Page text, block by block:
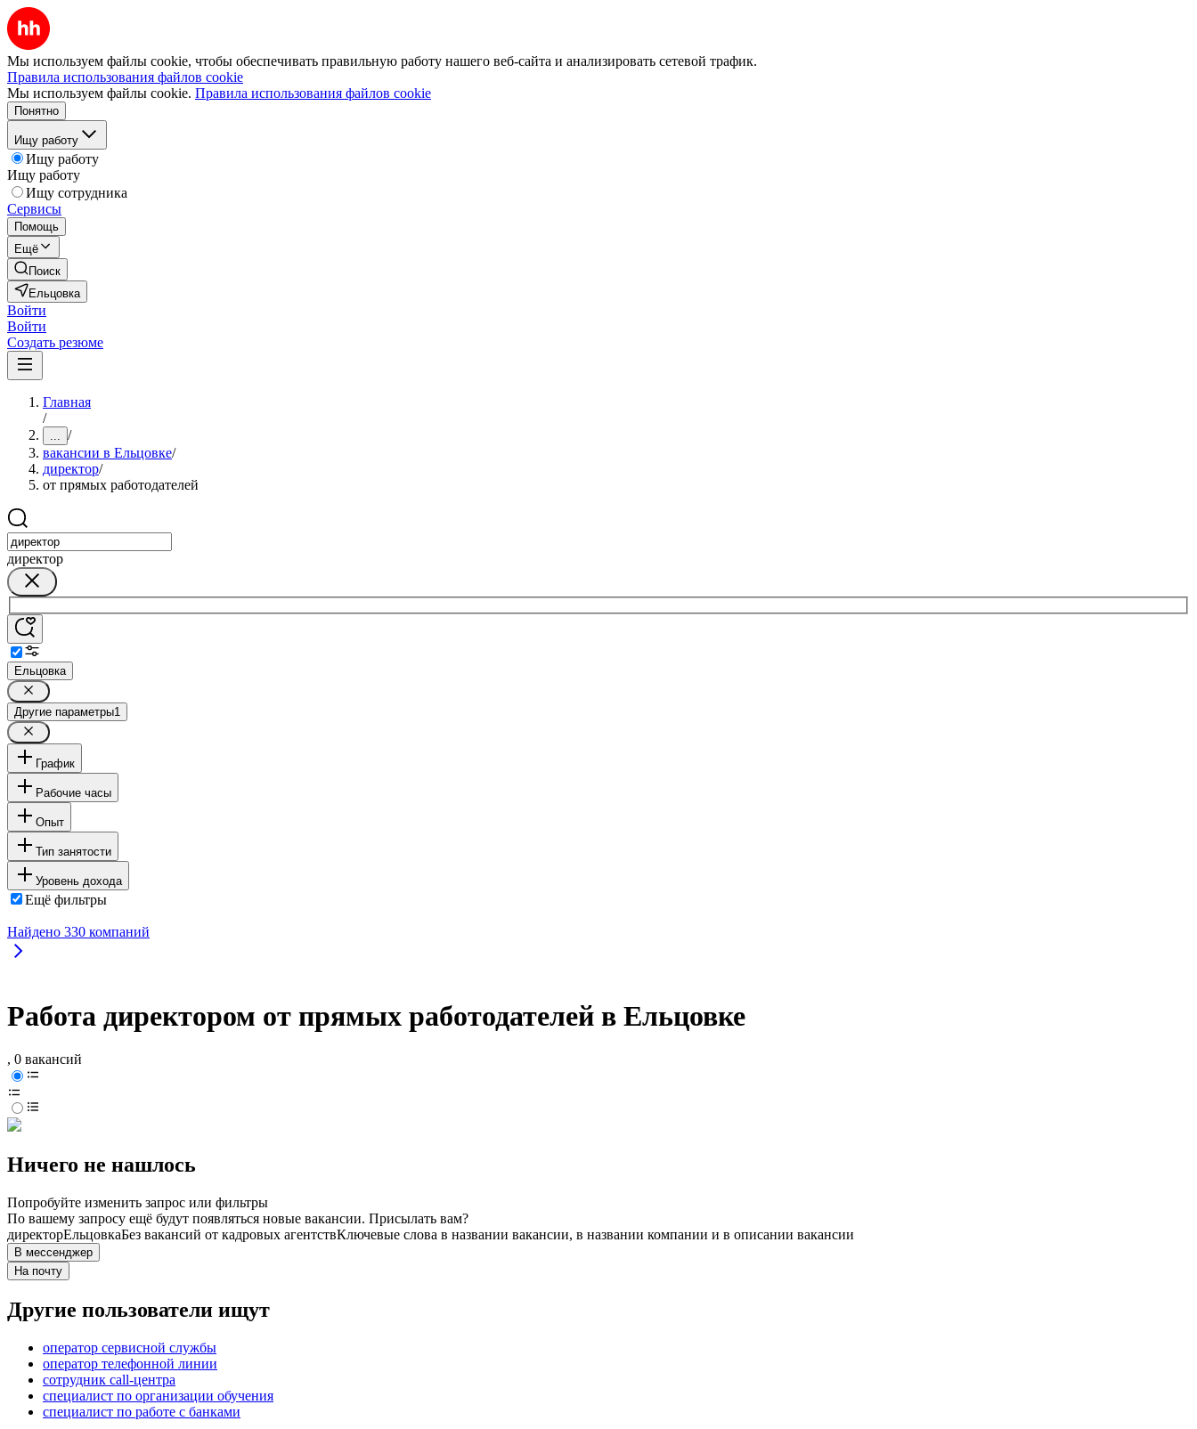
Мы используем файлы cookie, чтобы обеспечивать правильную работу нашего веб-сайта и анализировать сетевой трафик.
Правила использования файлов cookie
Мы используем файлы cookie. Правила использования файлов cookie
Понятно
Ищу работу
Ищу работу
Ищу работу
Ищу сотрудника
Сервисы
Помощь
Ещё
Поиск
Ельцовка
Войти
Войти
Создать резюме
Главная
/
... /
вакансии в Ельцовке/
директор/
от прямых работодателей
директор
Ельцовка
Другие параметры1
График
Рабочие часы
Опыт
Тип занятости
Уровень дохода
Ещё фильтры
Найдено 330 компаний
Работа директором от прямых работодателей в Ельцовке
, 0 вакансий
Ничего не нашлось
Попробуйте изменить запрос или фильтры
По вашему запросу ещё будут появляться новые вакансии. Присылать вам?
директорЕльцовкаБез вакансий от кадровых агентствКлючевые слова в названии вакансии, в названии компании и в описании вакансии
В мессенджер
На почту
Другие пользователи ищут
оператор сервисной службы
оператор телефонной линии
сотрудник call-центра
специалист по организации обучения
специалист по работе с банками